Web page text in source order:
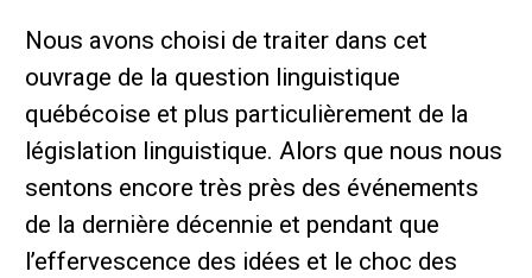
Nous avons choisi de traiter dans cet
ouvrage de la question linguistique
québécoise et plus particulièrement de la
législation linguistique. Alors que nous nous
sentons encore très près des événements
de la dernière décennie et pendant que
l’effervescence des idées et le choc des